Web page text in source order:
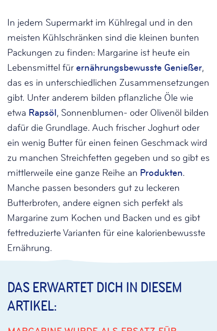
In jedem Supermarkt im Kühlregal und in den
meisten Kühlschränken sind die kleinen bunten
Packungen zu finden: Margarine ist heute ein
Lebensmittel für ernährungsbewusste Genießer,
das es in unterschiedlichen Zusammensetzungen
gibt. Unter anderem bilden pflanzliche Öle wie
etwa Rapsöl, Sonnenblumen- oder Olivenöl bilden
dafür die Grundlage. Auch frischer Joghurt oder
ein wenig Butter für einen feinen Geschmack wird
zu manchen Streichfetten gegeben und so gibt es
mittlerweile eine ganze Reihe an Produkten.
Manche passen besonders gut zu leckeren
Butterbroten, andere eignen sich perfekt als
Margarine zum Kochen und Backen und es gibt
fettreduzierte Varianten für eine kalorienbewusste
Ernährung.
DAS ERWARTET DICH IN DIESEM
ARTIKEL: